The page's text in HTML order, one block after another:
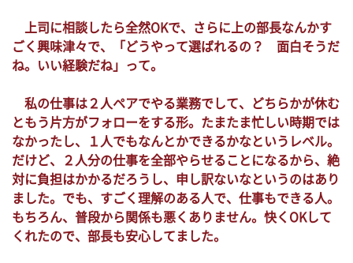
上司に相談したら全然OKで、さらに上の部長なんかす
ごく興味津々で、「どうやって選ばれるの？ 面白そうだ
ね。いい経験だね」って。
私の仕事は２人ペアでやる業務でして、どちらかが休む
ともう片方がフォローをする形。たまたま忙しい時期では
なかったし、１人でもなんとかできるかなというレベル。
だけど、２人分の仕事を全部やらせることになるから、絶
対に負担はかかるだろうし、申し訳ないなというのはあり
ました。でも、すごく理解のある人で、仕事もできる人。
もちろん、普段から関係も悪くありません。快くOKして
くれたので、部長も安心してました。